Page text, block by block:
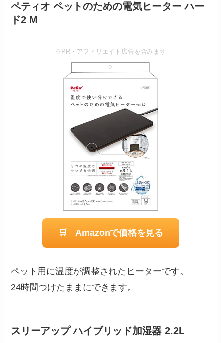
ペティオ ペットのための電気ヒーター ハー
ド2 M
※PR・アフィリエイト広告を含みます
🛒 Amazonで価格を見る
ペット用に温度が調整されたヒーターです。
24時間つけたままにできます。
スリーアップ ハイブリッド加湿器 2.2L